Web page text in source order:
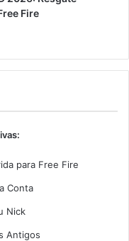
Fire
para Free Fire
Conta
Nick
Antigos